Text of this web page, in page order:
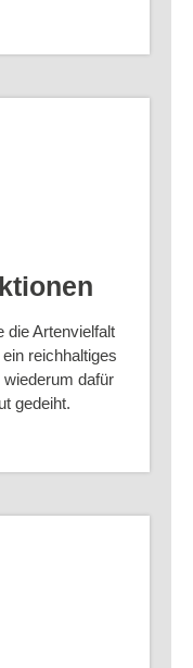
die Artenvielfalt
reichhaltiges
dafür
gedeiht.